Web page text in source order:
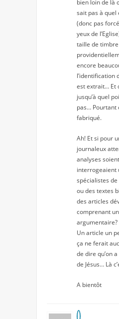
bien loin de là
sait pas à quel
(donc pas
yeux de
taille de
encore
l’identification
est extrait… Et
jusqu’à quel
pas… Pourtant
fabriqué.
Ah! Et si pour
journaleux
analyses
interrogeaient
spécialistes
ou des textes
des articles
comprenant
Un article un
ça ne ferait
de dire qu’on
de Jésus… Là
A bientôt